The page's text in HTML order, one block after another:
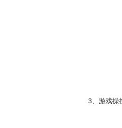
3、游戏操